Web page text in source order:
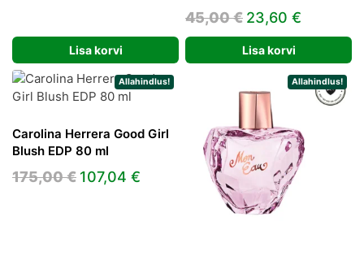
40,98 €.
Lisa korvi
45,00€ Algne
hind
oli:
45,00 €.
23,60 €
hind
on:
23,60 €.
Lisa korvi
Allahindlus!
Carolina Herrera Good Girl
Blush EDP 80 ml
175,00€ Algne
107,04 € Praegune
Allahindlus!